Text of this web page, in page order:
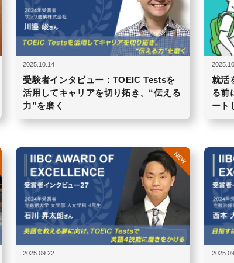
2025.10.14
受験者インタビュー：TOEIC Testsを
活用してキャリアを切り拓き、“伝える
力”を磨く
就活
る前
ート
2025.09.22